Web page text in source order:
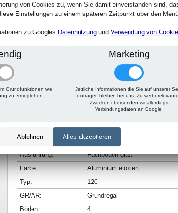
Technische Daten Beschreibung Zu
400 mm
Länge:
1350 mm
Ausführung:
Fachböden glatt
Farbe:
Aluminium eloxiert
Typ:
120
GR/AR:
Grundregal
Böden:
4
von Cookies zu, wenn Sie damit einverstanden sind,
Einstellungen zu einem späteren Zeitpunkt über den
zu Googles Datennutzung und Verwendung von
Grundfunktionen wie
zu ermöglichen.
Marketing
Jegliche Informationen die Sie auf unserer
eintragen bleiben bei uns. Zu
Zwecken übersenden wir allerdings
Verbindungsdaten an Google.
Ablehnen Alles akzeptieren